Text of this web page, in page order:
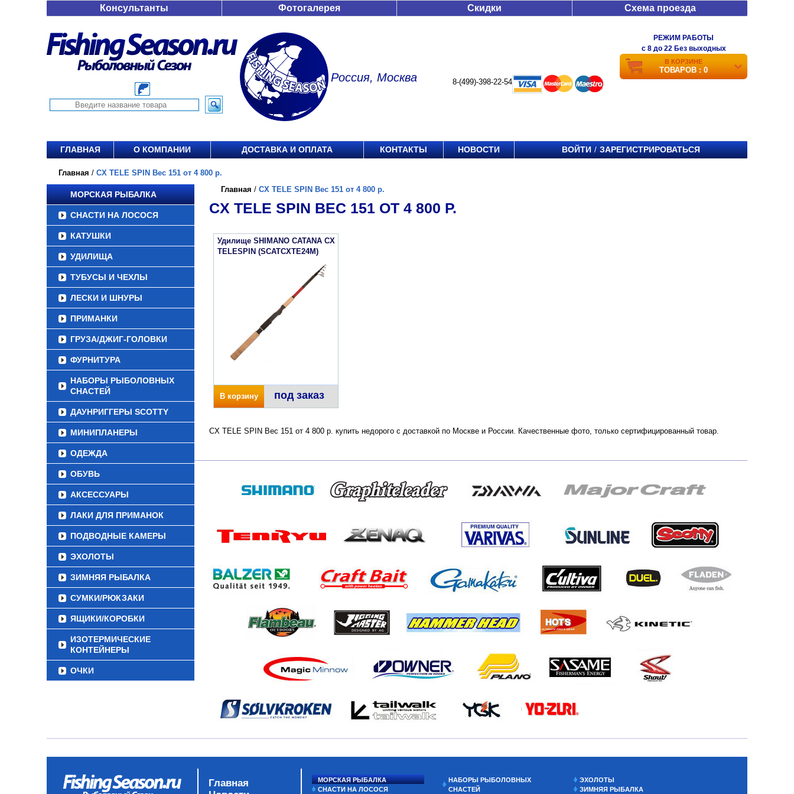
Консультанты Фотогалерея Скидки Схема проезда
Россия, Москва 8-(499)-398-22-54
РЕЖИМ РАБОТЫ
c 8 до 22 Без выходных
В КОРЗИНЕ
ТОВАРОВ : 0
ГЛАВНАЯ О КОМПАНИИ ДОСТАВКА И ОПЛАТА КОНТАКТЫ НОВОСТИ ВОЙТИ / ЗАРЕГИСТРИРОВАТЬСЯ
Главная / CX TELE SPIN Вес 151 от 4 800 р.
МОРСКАЯ РЫБАЛКА
СНАСТИ НА ЛОСОСЯ
КАТУШКИ
УДИЛИЩА
ТУБУСЫ И ЧЕХЛЫ
ЛЕСКИ И ШНУРЫ
ПРИМАНКИ
ГРУЗА/ДЖИГ-ГОЛОВКИ
ФУРНИТУРА
НАБОРЫ РЫБОЛОВНЫХ
СНАСТЕЙ
ДАУНРИГГЕРЫ SCOTTY
МИНИПЛАНЕРЫ
ОДЕЖДА
ОБУВЬ
АКСЕССУАРЫ
ЛАКИ ДЛЯ ПРИМАНОК
ПОДВОДНЫЕ КАМЕРЫ
ЭХОЛОТЫ
ЗИМНЯЯ РЫБАЛКА
СУМКИ/РЮКЗАКИ
ЯЩИКИ/КОРОБКИ
ИЗОТЕРМИЧЕСКИЕ
КОНТЕЙНЕРЫ
ОЧКИ
Главная / CX TELE SPIN Вес 151 от 4 800 р.
CX TELE SPIN ВЕС 151 ОТ 4 800 Р.
Удилище SHIMANO CATANA CX
TELESPIN (SCATCXTE24M)
В корзину под заказ
CX TELE SPIN Вес 151 от 4 800 р. купить недорого с доставкой по Москве и России. Качественные фото, только сертифицированный товар.
Главная
МОРСКАЯ РЫБАЛКА
СНАСТИ НА ЛОСОСЯ
НАБОРЫ РЫБОЛОВНЫХ
СНАСТЕЙ
ЭХОЛОТЫ
ЗИМНЯЯ РЫБАЛКА